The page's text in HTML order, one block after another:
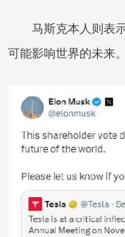
马斯克本人则表示
可能影响世界的未来